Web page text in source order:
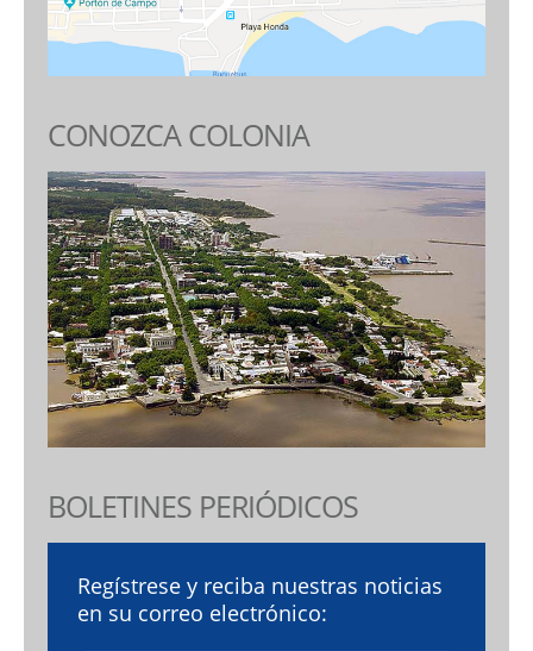
CONOZCA COLONIA
BOLETINES PERIÓDICOS
Regístrese y reciba nuestras noticias
en su correo electrónico: